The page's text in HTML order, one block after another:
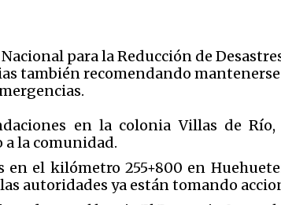
para la Reducción de
también recomendando
en la colonia Villas de
a la comunidad.
en el kilómetro 255+800 en
autoridades ya están tomando